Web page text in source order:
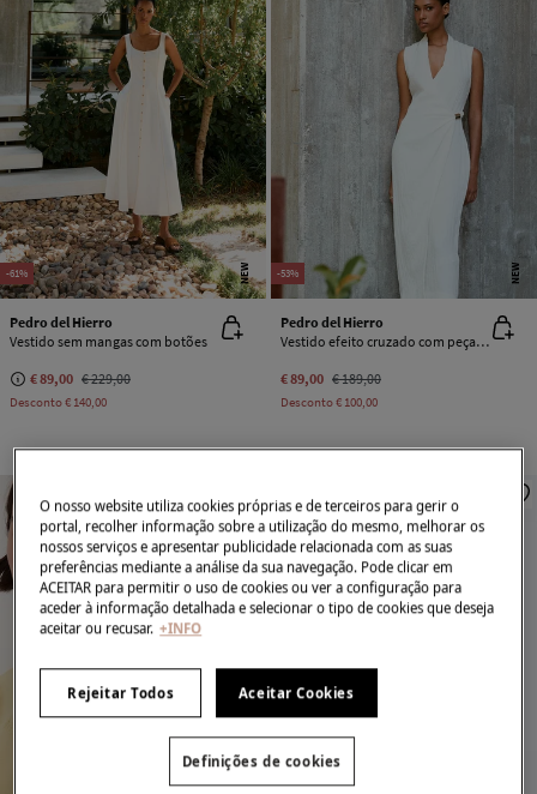
-61% NEW
Pedro del Hierro
Vestido sem mangas com botões
€ 89,00 € 229,00
Desconto€ 140,00
-53% NEW
Pedro del Hierro
Vestido efeito cruzado com peça dourada
€ 89,00 € 189,00
Desconto€ 100,00
O nosso website utiliza cookies próprias e de terceiros para gerir o
portal, recolher informação sobre a utilização do mesmo, melhorar os
nossos serviços e apresentar publicidade relacionada com as suas
preferências mediante a análise da sua navegação. Pode clicar em
ACEITAR para permitir o uso de cookies ou ver a configuração para
aceder à informação detalhada e selecionar o tipo de cookies que deseja
aceitar ou recusar. +INFO
Rejeitar Todos Aceitar Cookies
Definições de cookies